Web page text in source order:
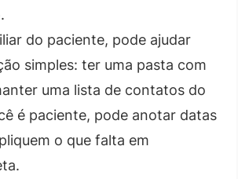
do paciente, pode ajudar
simples: ter uma pasta com
uma lista de contatos do
é paciente, pode anotar datas
o que falta em